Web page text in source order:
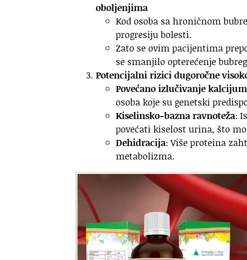
oboljenjima
Kod osoba sa hroničnom
progresiju bolesti.
Zato se ovim pacijentima
se smanjilo opterećenje
Potencijalni rizici dugoročne
Povećano izlučivanje
osoba koje su genetski
Kiselinsko-bazna ravnoteža:
povećati kiselost urina, što
Dehidracija: Više proteina
metabolizma.